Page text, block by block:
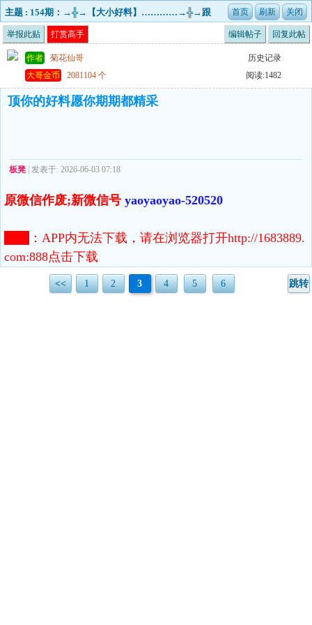
主题 : 154期：→╬→【大小好料】…………→╬→跟
不跟由你=已更新！
举报此贴 打赏高手 编辑帖子 回复此帖
作者 菊花仙哥
历史记录
大哥金币
2081104 个 阅读:1482
顶你的好料愿你期期都精采
板凳 | 发表于: 2026-06-03 07:18
原微信作废;新微信号 yaoyaoyao-520520
： APP内无法下载，请在浏览器打开http://1683889.
com:888点击下载
<< 1 2 3 4 5 6 跳转